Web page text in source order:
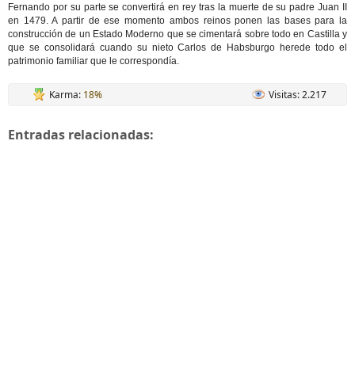
Fernando por su parte se convertirá en rey tras la muerte de su padre Juan II
en 1479. A partir de ese momento ambos reinos ponen las bases para la
construcción de un Estado Moderno que se cimentará sobre todo en Castilla y
que se consolidará cuando su nieto Carlos de Habsburgo herede todo el
patrimonio familiar que le correspondía.
Karma: 18% Visitas: 2.217
Entradas relacionadas: